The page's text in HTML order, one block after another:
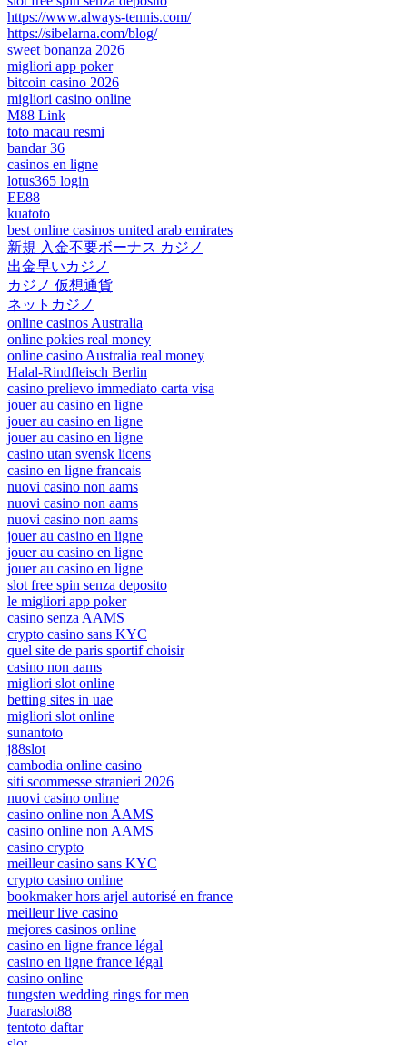
https://www.always-tennis.com/
https://sibelarna.com/blog/
sweet bonanza 2026
migliori app poker
bitcoin casino 2026
migliori casino online
M88 Link
toto macau resmi
bandar 36
casinos en ligne
lotus365 login
EE88
kuatoto
best online casinos united arab emirates
新規 入金不要ボーナス カジノ
出金早いカジノ
カジノ 仮想通貨
ネットカジノ
online casinos Australia
online pokies real money
online casino Australia real money
Halal-Rindfleisch Berlin
casino prelievo immediato carta visa
jouer au casino en ligne
jouer au casino en ligne
jouer au casino en ligne
casino utan svensk licens
casino en ligne francais
nuovi casino non aams
nuovi casino non aams
nuovi casino non aams
jouer au casino en ligne
jouer au casino en ligne
jouer au casino en ligne
slot free spin senza deposito
le migliori app poker
casino senza AAMS
crypto casino sans KYC
quel site de paris sportif choisir
casino non aams
migliori slot online
betting sites in uae
migliori slot online
sunantoto
j88slot
cambodia online casino
siti scommesse stranieri 2026
nuovi casino online
casino online non AAMS
casino online non AAMS
casino crypto
meilleur casino sans KYC
crypto casino online
bookmaker hors arjel autorisé en france
meilleur live casino
mejores casinos online
casino en ligne france légal
casino en ligne france légal
casino online
tungsten wedding rings for men
Juaraslot88
tentoto daftar